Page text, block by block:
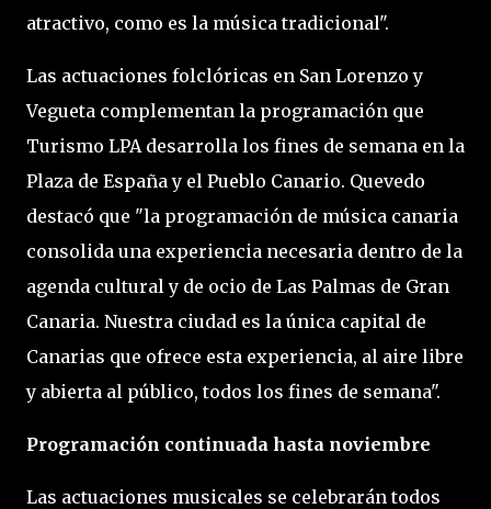
atractivo, como es la música tradicional".
Las actuaciones folclóricas en San Lorenzo y
Vegueta complementan la programación que
Turismo LPA desarrolla los fines de semana en la
Plaza de España y el Pueblo Canario. Quevedo
destacó que "la programación de música canaria
consolida una experiencia necesaria dentro de la
agenda cultural y de ocio de Las Palmas de Gran
Canaria. Nuestra ciudad es la única capital de
Canarias que ofrece esta experiencia, al aire libre
y abierta al público, todos los fines de semana".
Programación continuada hasta noviembre
Las actuaciones musicales se celebrarán todos